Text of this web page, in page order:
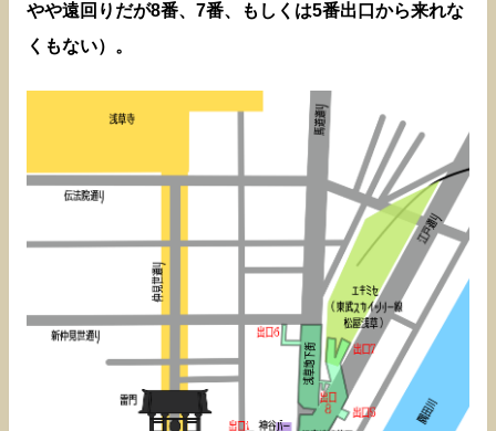
やや遠回りだが8番、7番、もしくは5番出口から来れな
くもない）。